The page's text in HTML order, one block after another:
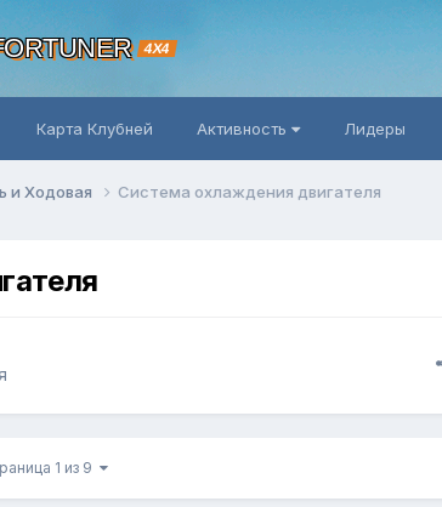
4X4
Карта Клубней Активность Лидеры
и Ходовая Система охлаждения двигателя
1 из 9